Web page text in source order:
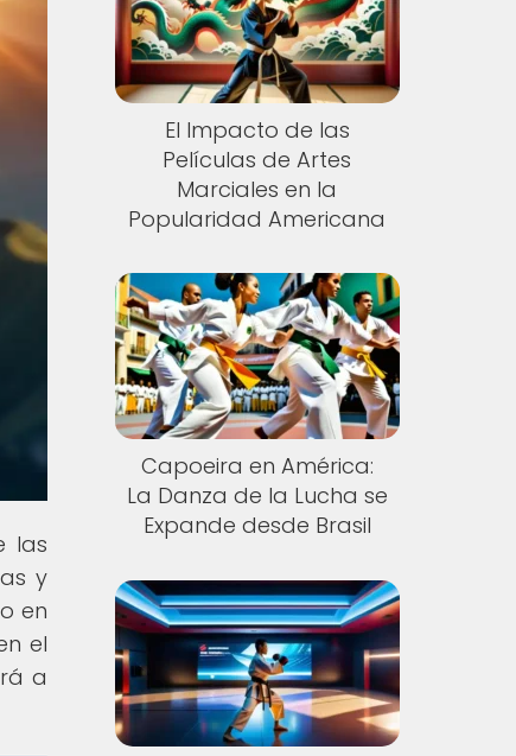
las
y
en
el
a
El Impacto de las
Películas de Artes
Marciales en la
Popularidad Americana
Capoeira en América:
La Danza de la Lucha se
Expande desde Brasil